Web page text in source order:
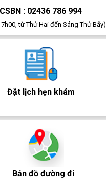
CSBN : 02436 786 994
từ Thứ Hai đến Sáng Thứ Bẩy)
Đặt lịch hẹn khám
Bản đồ đường đi